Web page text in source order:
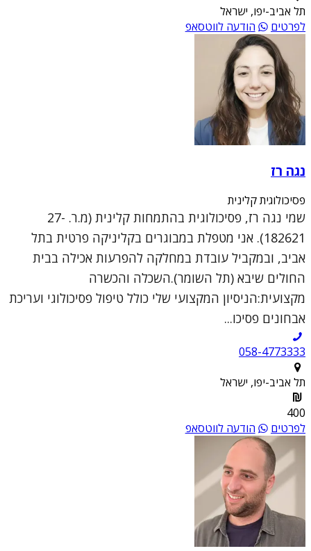
תל אביב-יפו, ישראל
לפרטים
הודעה לווטסאפ
נגה רז
פסיכולוגית קלינית
שמי נגה רז, פסיכולוגית בהתמחות קלינית (מ.ר. 27-
182621). אני מטפלת במבוגרים בקליניקה פרטית בתל
אביב, ובמקביל עובדת במחלקה להפרעות אכילה בבית
החולים שיבא (תל השומר).השכלה והכשרה
מקצועית:הניסיון המקצועי שלי כולל טיפול פסיכולוגי ועריכת
אבחונים פסיכו...
058-4773333
תל אביב-יפו, ישראל
400
לפרטים
הודעה לווטסאפ